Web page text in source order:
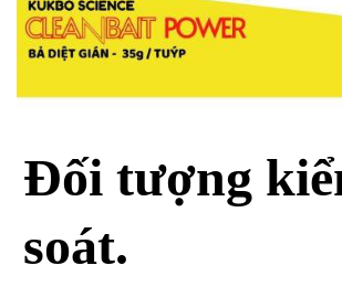
Đối tượng
soát.